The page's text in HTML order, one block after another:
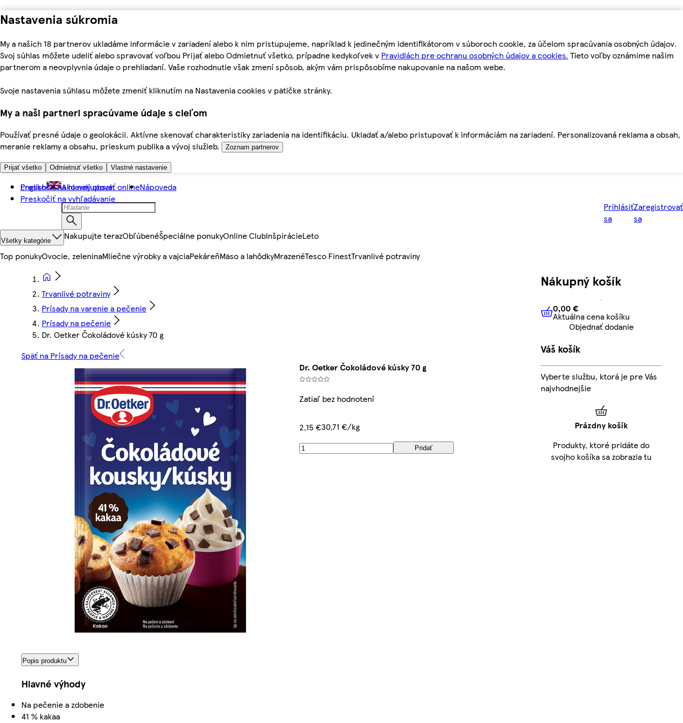
Nastavenia súkromia
My a našich 18 partnerov ukladáme informácie v zariadení alebo k nim pristupujeme, napríklad k jedinečným identifikátorom v súboroch cookie, za účelom spracúvania osobných údajov.
Svoj súhlas môžete udeliť alebo spravovať voľbou Prijať alebo Odmietnuť všetko, prípadne kedykoľvek v Pravidlách pre ochranu osobných údajov a cookies. Tieto voľby oznámime našim
partnerom a neovplyvnia údaje o prehliadaní. Vaše rozhodnutie však zmení spôsob, akým vám prispôsobíme nakupovanie na našom webe.
Svoje nastavenia súhlasu môžete zmeniť kliknutím na Nastavenia cookies v pätičke stránky.
My a naši partneri spracúvame údaje s cieľom
Používať presné údaje o geolokácii. Aktívne skenovať charakteristiky zariadenia na identifikáciu. Ukladať a/alebo pristupovať k informáciám na zariadení. Personalizovaná reklama a obsah,
meranie reklamy a obsahu, prieskum publika a vývoj služieb.
Zoznam partnerov
Prijať všetko Odmietnuť všetko Vlastné nastavenie
Preskočiť na hlavný obsah
Preskočiť na vyhľadávanie
English Ako nakupovať onlineNápoveda
Prihlásiť
sa
Zaregistrovať
sa
Všetky kategórie Nakupujte terazObľúbenéŠpeciálne ponukyOnline ClubInšpirácieLeto
Top ponukyOvocie, zeleninaMliečne výrobky a vajciaPekáreňMäso a lahôdkyMrazenéTesco FinestTrvanlivé potraviny
Trvanlivé potraviny
Prísady na varenie a pečenie
Prísady na pečenie
Dr. Oetker Čokoládové kúsky 70 g
Späť na Prísady na pečenie
Dr. Oetker Čokoládové kúsky 70 g
Zatiaľ bez hodnotení
2,15 €30,71 €/kg
Pridať
Popis produktu
Hlavné výhody
Na pečenie a zdobenie
41 % kakaa
Nákupný košík
0,00 € Aktuálna cena košíku
0,00 €
Aktuálna cena košíku
Objednať dodanie
Váš košík
Vyberte službu, ktorá je pre Vás
najvhodnejšie
Prázdny košík
Produkty, ktoré pridáte do
svojho košíka sa zobrazia tu